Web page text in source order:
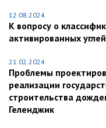
12.08.2024
К вопросу о
активированных углей
21.02.2024
Проблемы
реализации
строительства
Геленджик